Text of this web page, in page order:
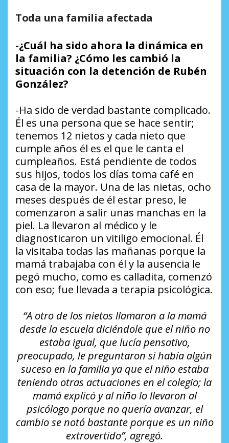
Toda una familia afectada
-¿Cuál ha sido ahora la dinámica en
la familia? ¿Cómo les cambió la
situación con la detención de Rubén
González?
-Ha sido de verdad bastante complicado.
Él es una persona que se hace sentir;
tenemos 12 nietos y cada nieto que
cumple años él es el que le canta el
cumpleaños. Está pendiente de todos
sus hijos, todos los días toma café en
casa de la mayor. Una de las nietas, ocho
meses después de él estar preso, le
comenzaron a salir unas manchas en la
piel. La llevaron al médico y le
diagnosticaron un vitiligo emocional. Él
la visitaba todas las mañanas porque la
mamá trabajaba con él y la ausencia le
pegó mucho, como es calladita, comenzó
con eso; fue llevada a terapia psicológica.
“A otro de los nietos llamaron a la mamá
desde la escuela diciéndole que el niño no
estaba igual, que lucía pensativo,
preocupado, le preguntaron si había algún
suceso en la familia ya que el niño estaba
teniendo otras actuaciones en el colegio; la
mamá explicó y al niño lo llevaron al
psicólogo porque no quería avanzar, el
cambio se notó bastante porque es un niño
extrovertido”, agregó.